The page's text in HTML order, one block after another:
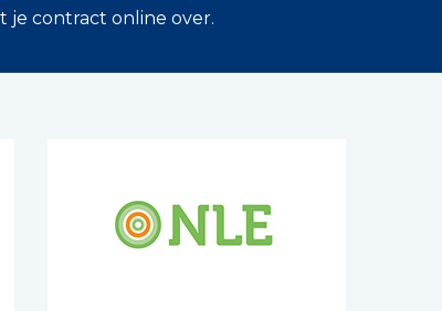
je contract online over.